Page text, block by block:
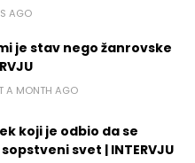
AGO
je stav nego žanrovske
A MONTH AGO
koji je odbio da se
svet | INTERVJU